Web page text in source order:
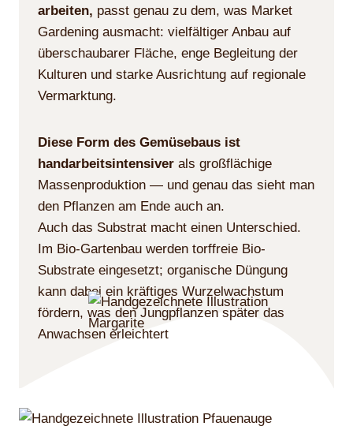
arbeiten, passt genau zu dem, was Market
Gardening ausmacht: vielfältiger Anbau auf
überschaubarer Fläche, enge Begleitung der
Kulturen und starke Ausrichtung auf regionale
Vermarktung.
Diese Form des Gemüsebaus ist
handarbeitsintensiver als großflächige
Massenproduktion — und genau das sieht man
den Pflanzen am Ende auch an.
Auch das Substrat macht einen Unterschied.
Im Bio-Gartenbau werden torffreie Bio-
Substrate eingesetzt; organische Düngung
kann dabei ein kräftiges Wurzelwachstum
fördern, was den Jungpflanzen später das
Anwachsen erleichtert